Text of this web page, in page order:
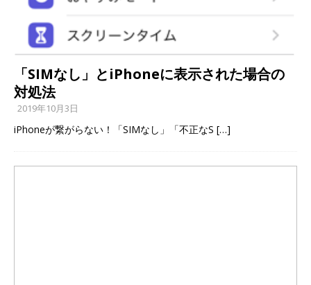
「SIMなし」とiPhoneに表示された場合の
対処法
2019年10月3日
iPhoneが繋がらない！「SIMなし」「不正なS […]